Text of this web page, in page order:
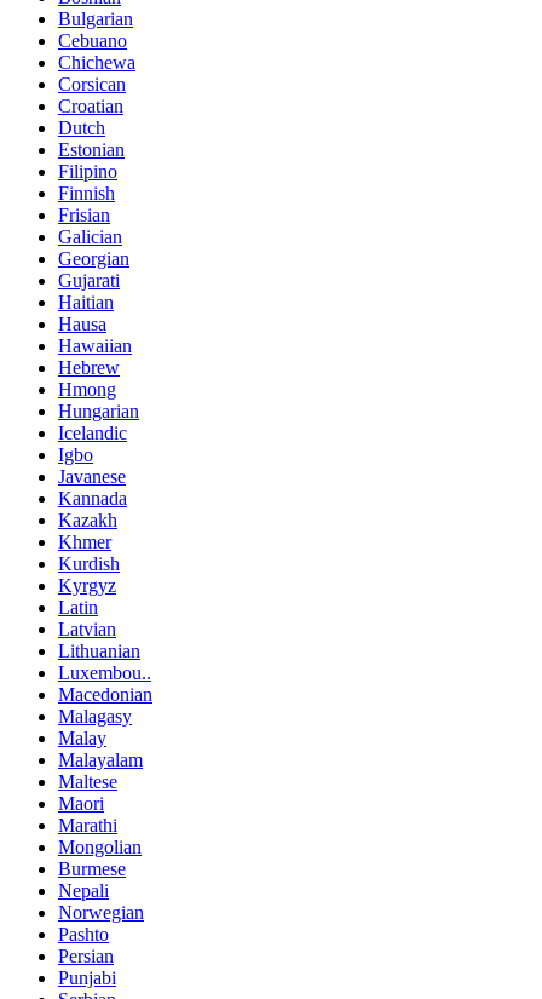
Bulgarian
Cebuano
Chichewa
Corsican
Croatian
Dutch
Estonian
Filipino
Finnish
Frisian
Galician
Georgian
Gujarati
Haitian
Hausa
Hawaiian
Hebrew
Hmong
Hungarian
Icelandic
Igbo
Javanese
Kannada
Kazakh
Khmer
Kurdish
Kyrgyz
Latin
Latvian
Lithuanian
Luxembou..
Macedonian
Malagasy
Malay
Malayalam
Maltese
Maori
Marathi
Mongolian
Burmese
Nepali
Norwegian
Pashto
Persian
Punjabi